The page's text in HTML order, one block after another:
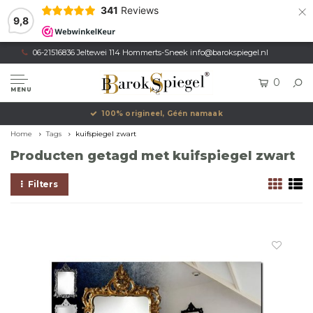
9,8
341 Reviews ×
06-21516836 Jeltewei 114 Hommerts-Sneek info@barokspiegel.nl
MENU
0
100% origineel, Géén namaak
Home Tags kuifspiegel zwart
Producten getagd met kuifspiegel zwart
Filters